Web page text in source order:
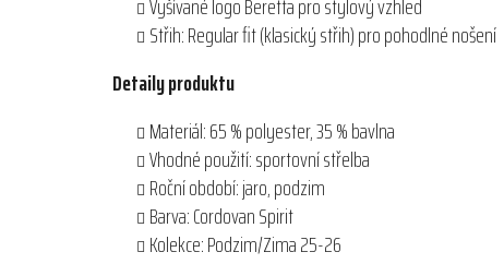
Střih: Regular fit (klasický střih) pro pohodlné nošení
Detaily produktu
Materiál: 65 % polyester, 35 % bavlna
Vhodné použití: sportovní střelba
Roční období: jaro, podzim
Barva: Cordovan Spirit
Kolekce: Podzim/Zima 25-26